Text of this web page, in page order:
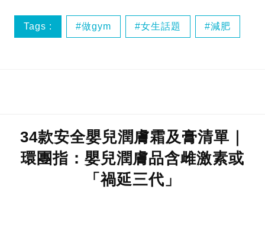
Tags : 做gym 女生話題 減肥
34款安全嬰兒潤膚霜及膏清單｜
環團指：嬰兒潤膚品含雌激素或
「禍延三代」